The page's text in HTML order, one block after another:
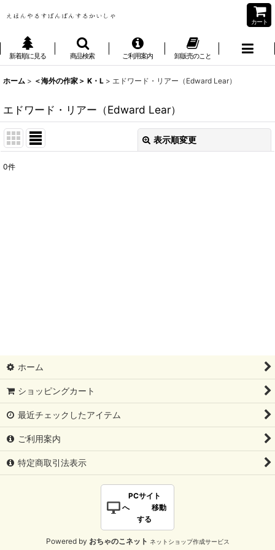
カート
新着順に見る 商品検索 ご利用案内 卸販売のこと
ホーム > ＜海外の作家＞ K・L > エドワード・リアー（Edward Lear）
エドワード・リアー（Edward Lear）
表示順変更
0件
ホーム
ショッピングカート
最近チェックしたアイテム
ご利用案内
特定商取引法表示
PCサイト
へ 移動
する
Powered by おちゃのこネット ネットショップ作成サービス